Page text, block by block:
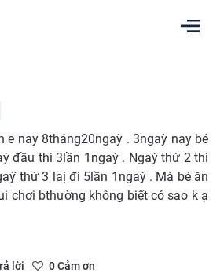
e nay 8tháng20ngaỳ . 3ngaỳ nay bé
đầu thì 3lần 1ngaỳ . Ngaỳ thứ 2 thì
̀thứ 3 laị đi 5lần 1ngaỳ . Mà bé ăn
chơi bthường không biết có sao k ạ
lời 0Cảm ơn